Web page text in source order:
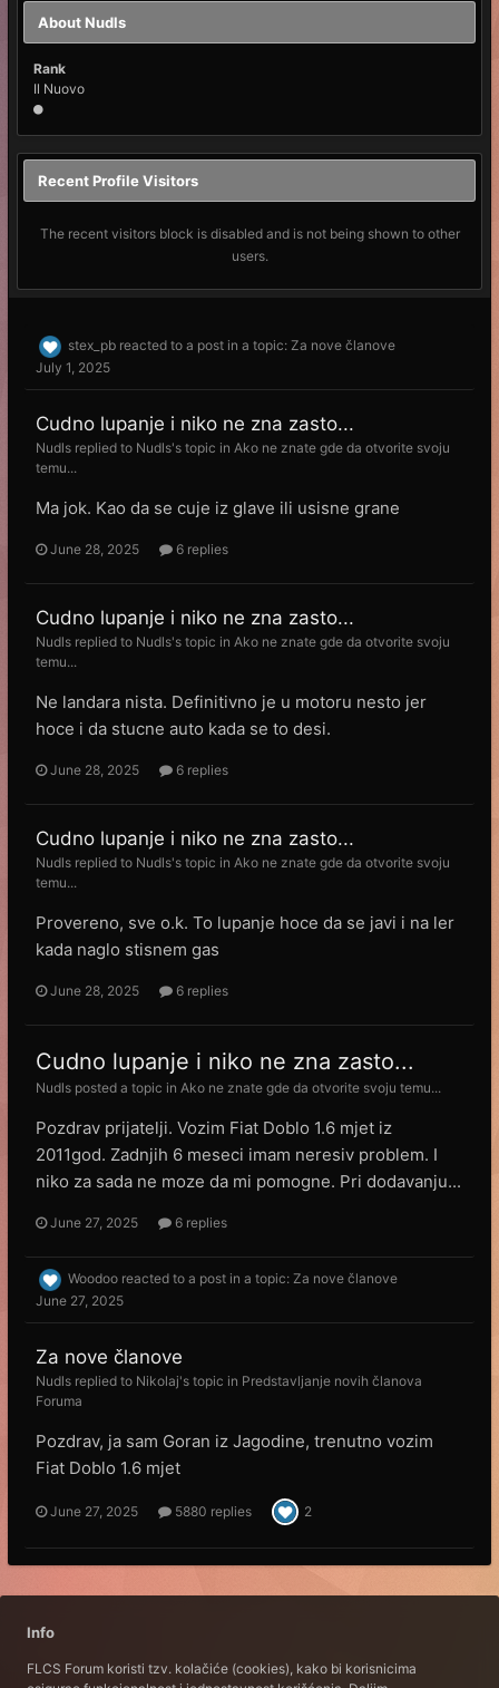
About Nudls
Rank
Il Nuovo
Recent Profile Visitors
The recent visitors block is disabled and is not being shown to other
users.
stex_pb reacted to a post in a topic: Za nove članove
July 1, 2025
Cudno lupanje i niko ne zna zasto...
Nudls replied to Nudls's topic in Ako ne znate gde da otvorite svoju
temu...
Ma jok. Kao da se cuje iz glave ili usisne grane
June 28, 2025 6 replies
Cudno lupanje i niko ne zna zasto...
Nudls replied to Nudls's topic in Ako ne znate gde da otvorite svoju
temu...
Ne landara nista. Definitivno je u motoru nesto jer
hoce i da stucne auto kada se to desi.
June 28, 2025 6 replies
Cudno lupanje i niko ne zna zasto...
Nudls replied to Nudls's topic in Ako ne znate gde da otvorite svoju
temu...
Provereno, sve o.k. To lupanje hoce da se javi i na ler
kada naglo stisnem gas
June 28, 2025 6 replies
Cudno lupanje i niko ne zna zasto...
Nudls posted a topic in Ako ne znate gde da otvorite svoju temu...
Pozdrav prijatelji. Vozim Fiat Doblo 1.6 mjet iz
2011god. Zadnjih 6 meseci imam neresiv problem. I
niko za sada ne moze da mi pomogne. Pri dodavanju...
June 27, 2025 6 replies
Woodoo reacted to a post in a topic: Za nove članove
June 27, 2025
Za nove članove
Nudls replied to Nikolaj's topic in Predstavljanje novih članova
Foruma
Pozdrav, ja sam Goran iz Jagodine, trenutno vozim
Fiat Doblo 1.6 mjet
June 27, 2025 5880 replies 2
Info
FLCS Forum koristi tzv. kolačiće (cookies), kako bi korisnicima